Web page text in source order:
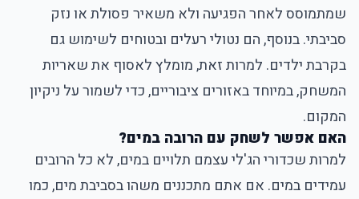
שמתמוסס לאחר הפגיעה ולא משאיר פסולת או נזק
סביבתי. בנוסף, הם נטולי רעלים ובטוחים לשימוש גם
בקרבת ילדים. למרות זאת, מומלץ לאסוף את שאריות
המשחק, במיוחד באזורים ציבוריים, כדי לשמור על ניקיון
המקום.
האם אפשר לשחק עם הרובה במים?
למרות שכדורי הג'לי עצמם תלויים במים, לא כל הרובים
עמידים במים. אם אתם מתכננים משהו בסביבת מים, כמו